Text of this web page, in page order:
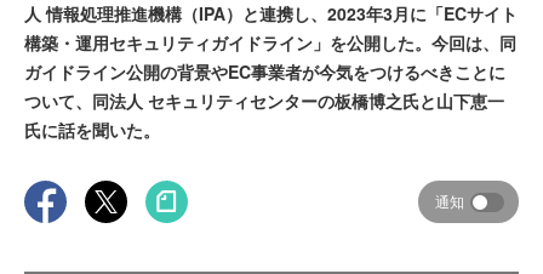
人 情報処理推進機構（IPA）と連携し、2023年3月に「ECサイト
構築・運用セキュリティガイドライン」を公開した。今回は、同
ガイドライン公開の背景やEC事業者が今気をつけるべきことに
ついて、同法人 セキュリティセンターの板橋博之氏と山下恵一
氏に話を聞いた。
通知